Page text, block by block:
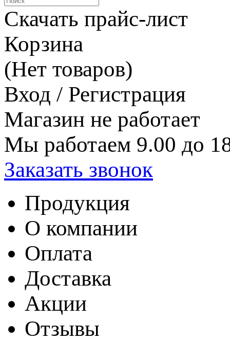
Скачать прайс-лист
Корзина
(Нет товаров)
Вход / Регистрация
Магазин не работает
Мы работаем 9.00 до
Заказать звонок
Продукция
О компании
Оплата
Доставка
Акции
Отзывы